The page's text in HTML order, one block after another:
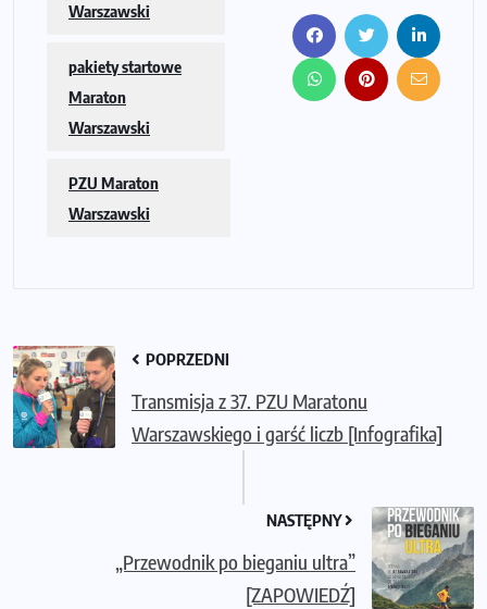
Warszawski
pakiety startowe
Maraton
Warszawski
PZU Maraton
Warszawski
POPRZEDNI
Transmisja z 37. PZU Maratonu
Warszawskiego i garść liczb [Infografika]
NASTĘPNY
„Przewodnik po bieganiu ultra”
[ZAPOWIEDŹ]